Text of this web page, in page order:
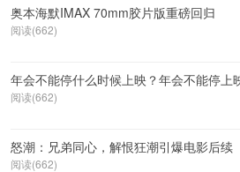
奥本海默IMAX 70mm胶片版重磅回归
阅读(662)
年会不能停什么时候上映？年会不能停上
阅读(662)
怒潮：兄弟同心，解恨狂潮引爆电影后续
阅读(662)